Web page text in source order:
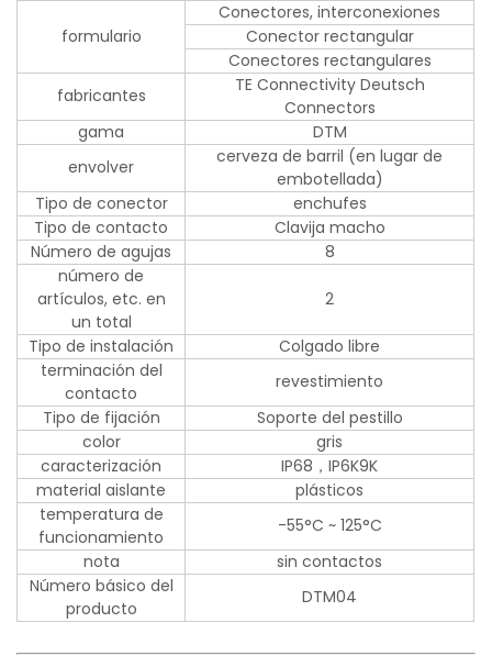
formulario
Conectores, interconexiones
Conector rectangular
Conectores rectangulares
fabricantes
TE Connectivity Deutsch
Connectors
gama
DTM
envolver
cerveza de barril (en lugar de
embotellada)
Tipo de conector
enchufes
Tipo de contacto
Clavija macho
Número de agujas
8
número de
artículos, etc. en
un total
2
Tipo de instalación
Colgado libre
terminación del
contacto
revestimiento
Tipo de fijación
Soporte del pestillo
color
gris
caracterización
IP68，IP6K9K
material aislante
plásticos
temperatura de
funcionamiento
-55°C ~ 125°C
nota
sin contactos
Número básico del
producto
DTM04